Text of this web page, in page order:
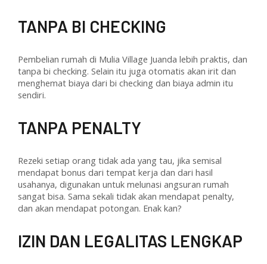
TANPA BI CHECKING
Pembelian rumah di Mulia Village Juanda lebih praktis, dan
tanpa bi checking. Selain itu juga otomatis akan irit dan
menghemat biaya dari bi checking dan biaya admin itu
sendiri.
TANPA PENALTY
Rezeki setiap orang tidak ada yang tau, jika semisal
mendapat bonus dari tempat kerja dan dari hasil
usahanya, digunakan untuk melunasi angsuran rumah
sangat bisa. Sama sekali tidak akan mendapat penalty,
dan akan mendapat potongan. Enak kan?
IZIN DAN LEGALITAS LENGKAP